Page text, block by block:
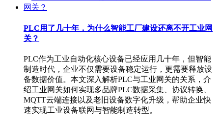
PLC用了几十年，为什么智能工厂建设还离不开工业网
关？
PLC作为工业自动化核心设备已经应用几十年，但智能
制造时代，企业不仅需要设备稳定运行，更需要释放设
备数据价值。本文深入解析PLC与工业网关的关系，介
绍工业网关如何实现多品牌PLC数据采集、协议转换、
MQTT云端连接以及老旧设备数字化升级，帮助企业快
速实现工业设备联网与智能制造转型。